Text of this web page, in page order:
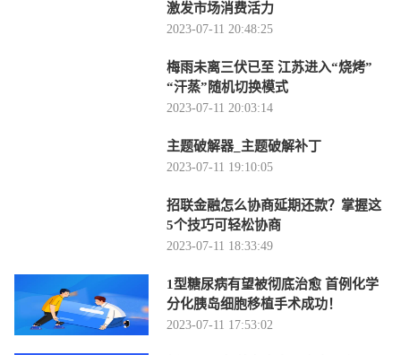
激发市场消费活力
2023-07-11 20:48:25
梅雨未离三伏已至 江苏进入“烧烤”
“汗蒸”随机切换模式
2023-07-11 20:03:14
主题破解器_主题破解补丁
2023-07-11 19:10:05
招联金融怎么协商延期还款？掌握这
5个技巧可轻松协商
2023-07-11 18:33:49
1型糖尿病有望被彻底治愈 首例化学
分化胰岛细胞移植手术成功！
2023-07-11 17:53:02